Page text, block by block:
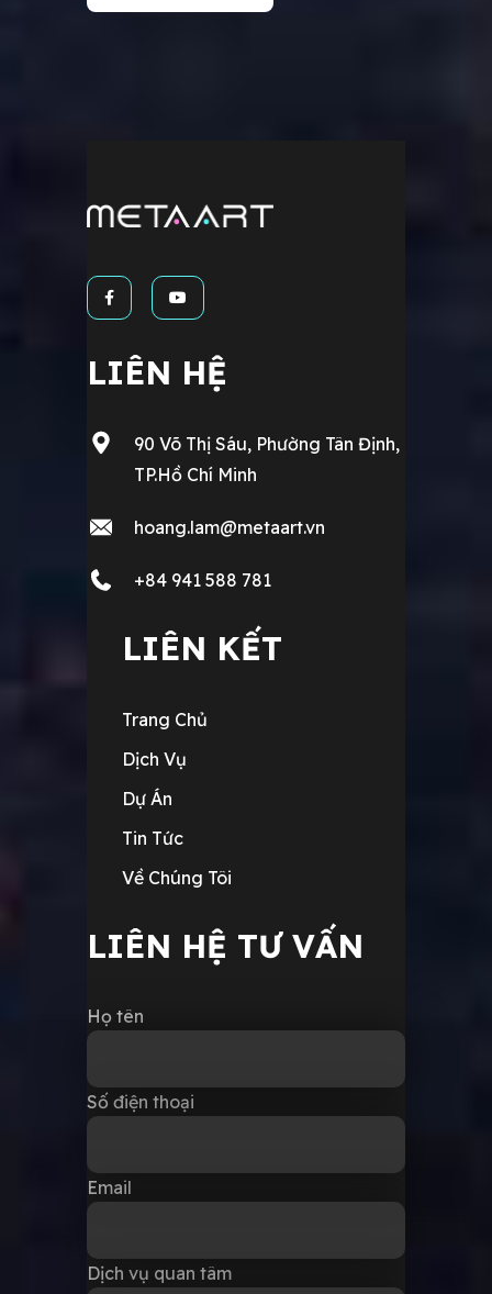
LIÊN HỆ
90 Võ Thị Sáu, Phường Tân Định,
TP.Hồ Chí Minh
hoang.lam@metaart.vn
+84 941 588 781
LIÊN KẾT
Trang Chủ
Dịch Vụ
Dự Án
Tin Tức
Về Chúng Tôi
LIÊN HỆ TƯ VẤN
Họ tên
Số điện thoại
Email
Dịch vụ quan tâm